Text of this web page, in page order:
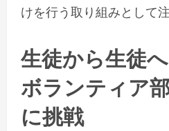
けを行う取り組みとして
生徒から生徒
ボランティア
に挑戦